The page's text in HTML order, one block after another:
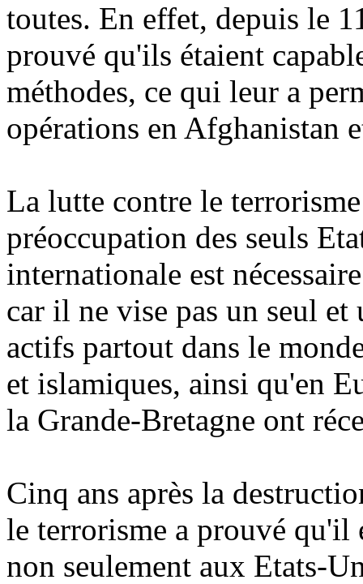
toutes. En effet, depuis le
prouvé qu'ils étaient
méthodes, ce qui leur a
opérations en Afghanistan
La lutte contre le
préoccupation des seuls
internationale est
car il ne vise pas un seul
actifs partout dans le
et islamiques, ainsi qu'en
la Grande-Bretagne ont
Cinq ans après la
le terrorisme a prouvé qu'il
non seulement aux Etats-